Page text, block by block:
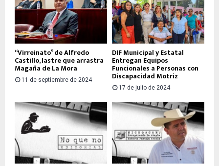
“Virreinato” de Alfredo
Castillo, lastre que arrastra
Magaña de La Mora
11 de septiembre de 2024
DIF Municipal y Estatal
Entregan Equipos
Funcionales a Personas con
Discapacidad Motriz
17 de julio de 2024